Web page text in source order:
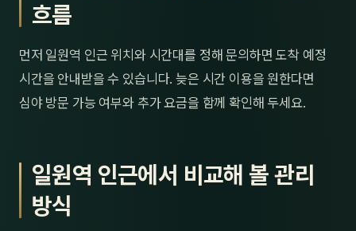
흐름
먼저 일원역 인근 위치와 시간대를 정해 문의하면 도착 예정
시간을 안내받을 수 있습니다. 늦은 시간 이용을 원한다면
심야 방문 가능 여부와 추가 요금을 함께 확인해 두세요.
일원역 인근에서 비교해 볼 관리
방식